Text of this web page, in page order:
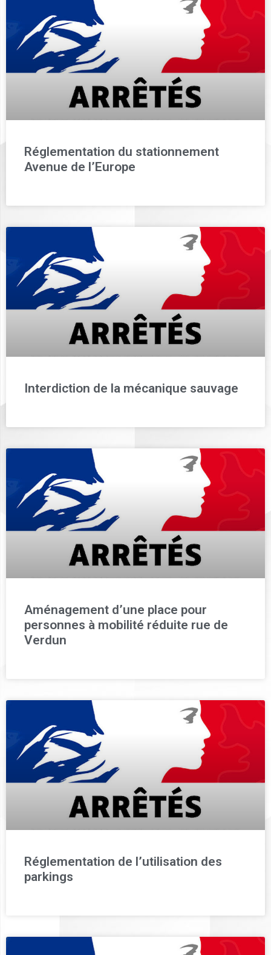
Réglementation du stationnement
Avenue de l’Europe
Interdiction de la mécanique sauvage
Aménagement d’une place pour
personnes à mobilité réduite rue de
Verdun
Réglementation de l’utilisation des
parkings